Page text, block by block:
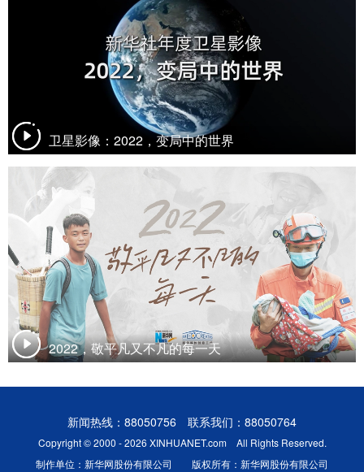
卫星影像：2022，变局中的世界
2022，敬平凡又不凡的每一天
新闻热线：88050756 联系我们：88050764
Copyright © 2000 - 2026 XINHUANET.com All Rights Reserved.
制作单位：新华网股份有限公司 版权所有：新华网股份有限公司